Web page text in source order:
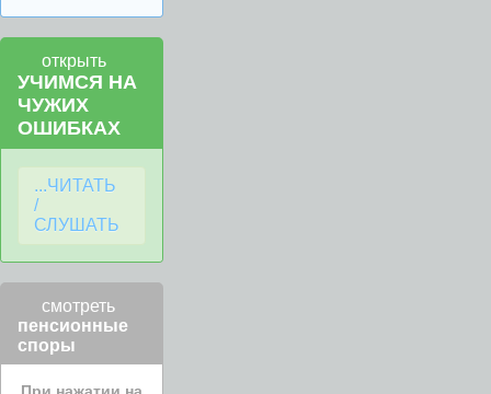
открыть
УЧИМСЯ НА
ЧУЖИХ
ОШИБКАХ
...ЧИТАТЬ
/
СЛУШАТЬ
смотреть
пенсионные
споры